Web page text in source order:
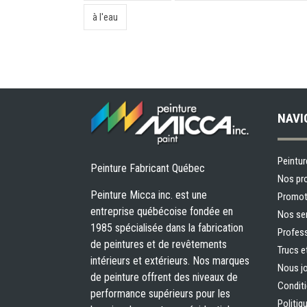
à l'eau
Peinture Fabricant Québec
Peinture Micca inc. est une
entreprise québécoise fondée en
1985 spécialisée dans la fabrication
de peintures et de revêtements
intérieurs et extérieurs. Nos marques
de peinture offrent des niveaux de
performance supérieurs pour les
Nos
Nos
Trucs
Nous